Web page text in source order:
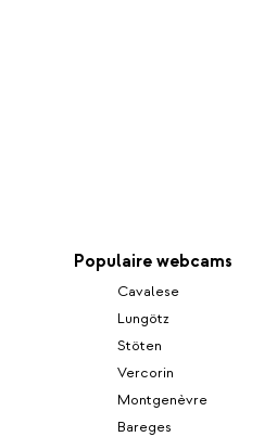
Populaire webcams
Cavalese
Lungötz
Stöten
Vercorin
Montgenèvre
Bareges